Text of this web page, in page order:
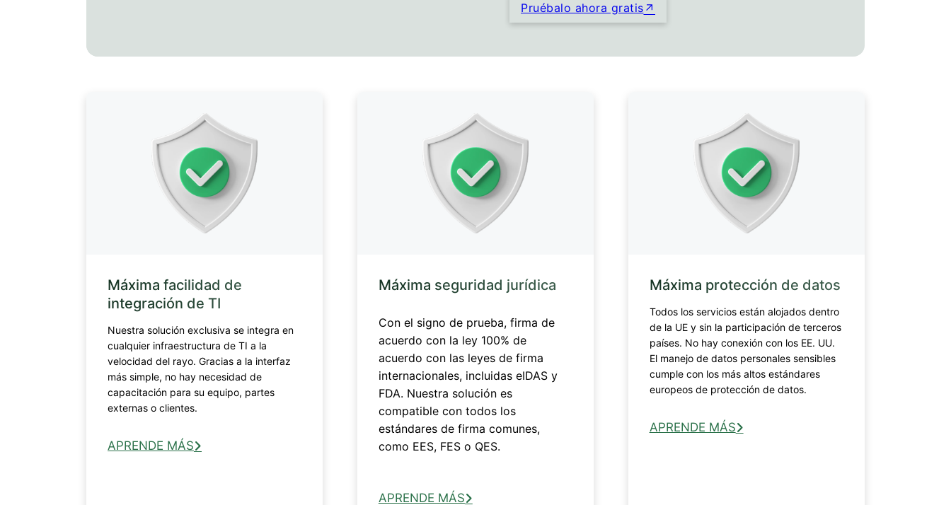
Pruébalo ahora gratis
Máxima facilidad de
integración de TI
Nuestra solución exclusiva se integra en
cualquier infraestructura de TI a la
velocidad del rayo. Gracias a la interfaz
más simple, no hay necesidad de
capacitación para su equipo, partes
externas o clientes.
APRENDE MÁS
Máxima seguridad jurídica
Con el signo de prueba, firma de
acuerdo con la ley 100% de
acuerdo con las leyes de firma
internacionales, incluidas eIDAS y
FDA. Nuestra solución es
compatible con todos los
estándares de firma comunes,
como EES, FES o QES.
APRENDE MÁS
Máxima protección de datos
Todos los servicios están alojados dentro
de la UE y sin la participación de terceros
países. No hay conexión con los EE. UU.
El manejo de datos personales sensibles
cumple con los más altos estándares
europeos de protección de datos.
APRENDE MÁS